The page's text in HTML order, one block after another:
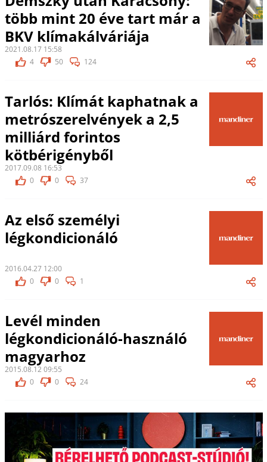
több mint 20 éve tart már a
BKV klímakálváriája
2021.08.17 15:58
4
50 124
Tarlós: Klímát kaphatnak a
metrószerelvények a 2,5
milliárd forintos
kötbérigényből
2017.09.08 16:53
0
0 37
Az első személyi
légkondicionáló
2016.04.27 12:00
0
0 1
Levél minden
légkondicionáló-használó
magyarhoz
2015.08.12 09:55
0
0 24